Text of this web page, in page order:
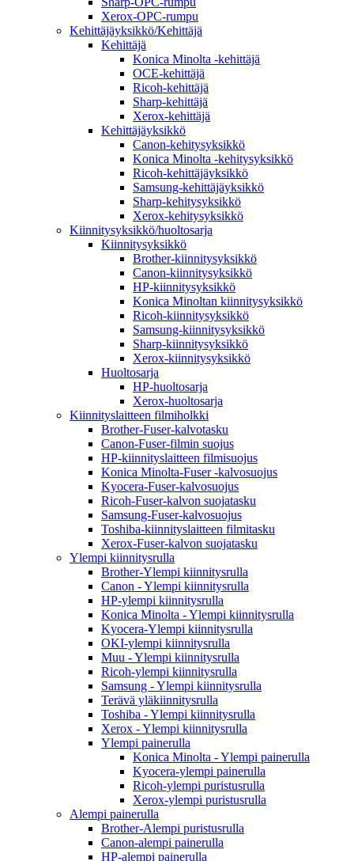
Xerox-OPC-rumpu
Kehittäjäyksikkö/Kehittäjä
Kehittäjä
Konica Minolta -kehittäjä
OCE-kehittäjä
Ricoh-kehittäjä
Sharp-kehittäjä
Xerox-kehittäjä
Kehittäjäyksikkö
Canon-kehitysyksikkö
Konica Minolta -kehitysyksikkö
Ricoh-kehittäjäyksikkö
Samsung-kehittäjäyksikkö
Sharp-kehitysyksikkö
Xerox-kehitysyksikkö
Kiinnitysyksikkö/huoltosarja
Kiinnitysyksikkö
Brother-kiinnitysyksikkö
Canon-kiinnitysyksikkö
HP-kiinnitysyksikkö
Konica Minoltan kiinnitysyksikkö
Ricoh-kiinnitysyksikkö
Samsung-kiinnitysyksikkö
Sharp-kiinnitysyksikkö
Xerox-kiinnitysyksikkö
Huoltosarja
HP-huoltosarja
Xerox-huoltosarja
Kiinnityslaitteen filmiholkki
Brother-Fuser-kalvotasku
Canon-Fuser-filmin suojus
HP-kiinnityslaitteen filmisuojus
Konica Minolta-Fuser -kalvosuojus
Kyocera-Fuser-kalvosuojus
Ricoh-Fuser-kalvon suojatasku
Samsung-Fuser-kalvosuojus
Toshiba-kiinnityslaitteen filmitasku
Xerox-Fuser-kalvon suojatasku
Ylempi kiinnitysrulla
Brother-Ylempi kiinnitysrulla
Canon - Ylempi kiinnitysrulla
HP-ylempi kiinnitysrulla
Konica Minolta - Ylempi kiinnitysrulla
Kyocera-Ylempi kiinnitysrulla
OKI-ylempi kiinnitysrulla
Muu - Ylempi kiinnitysrulla
Ricoh-ylempi kiinnitysrulla
Samsung - Ylempi kiinnitysrulla
Terävä yläkiinnitysrulla
Toshiba - Ylempi kiinnitysrulla
Xerox - Ylempi kiinnitysrulla
Ylempi painerulla
Konica Minolta - Ylempi painerulla
Kyocera-ylempi painerulla
Ricoh-ylempi puristusrulla
Xerox-ylempi puristusrulla
Alempi painerulla
Brother-Alempi puristusrulla
Canon-alempi painerulla
HP-alempi painerulla